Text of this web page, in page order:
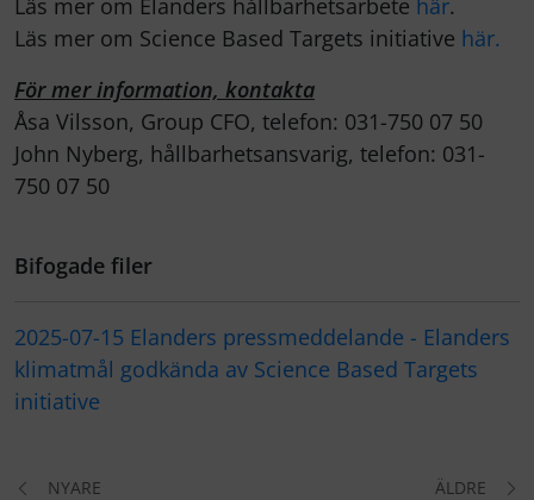
Läs mer om Elanders hållbarhetsarbete här.
Läs mer om Science Based Targets initiative här.
För mer information, kontakta
Åsa Vilsson, Group CFO, telefon: 031-750 07 50
John Nyberg, hållbarhetsansvarig, telefon: 031-
750 07 50
Bifogade filer
2025-07-15 Elanders pressmeddelande - Elanders
klimatmål godkända av Science Based Targets
initiative
NYARE ÄLDRE